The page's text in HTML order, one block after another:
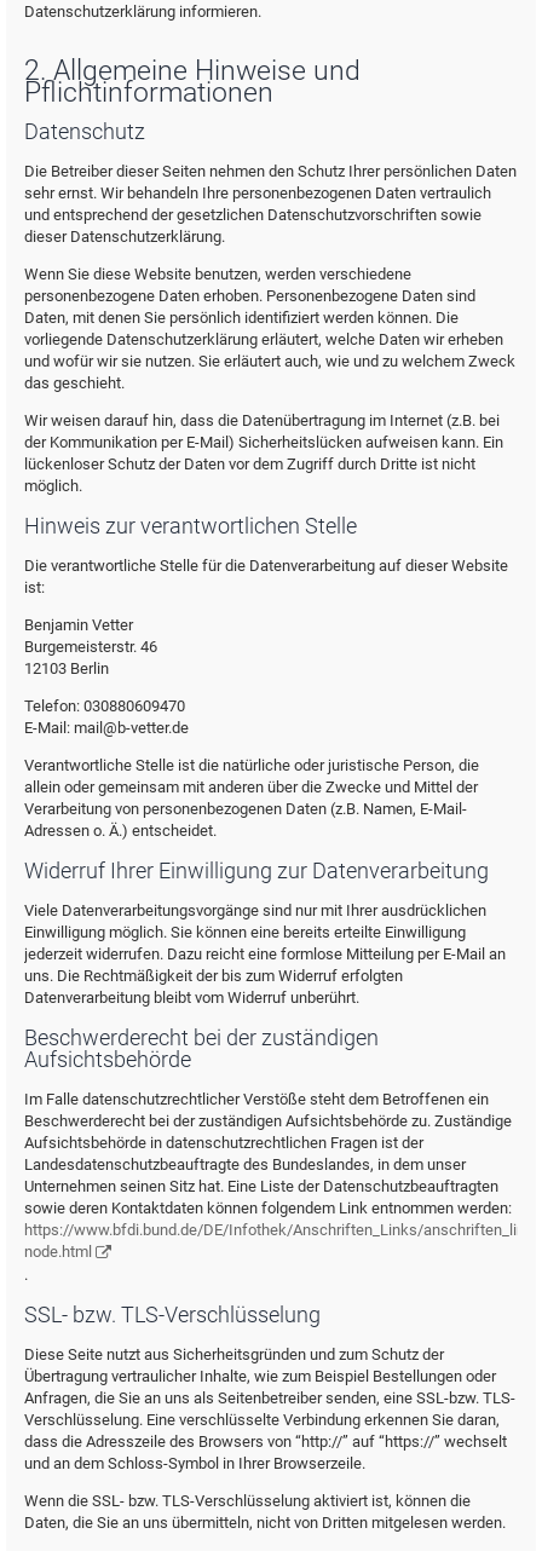
Datenschutzerklärung informieren.
2. Allgemeine Hinweise und
Pflichtinformationen
Datenschutz
Die Betreiber dieser Seiten nehmen den Schutz Ihrer persönlichen Daten
sehr ernst. Wir behandeln Ihre personenbezogenen Daten vertraulich
und entsprechend der gesetzlichen Datenschutzvorschriften sowie
dieser Datenschutzerklärung.
Wenn Sie diese Website benutzen, werden verschiedene
personenbezogene Daten erhoben. Personenbezogene Daten sind
Daten, mit denen Sie persönlich identifiziert werden können. Die
vorliegende Datenschutzerklärung erläutert, welche Daten wir erheben
und wofür wir sie nutzen. Sie erläutert auch, wie und zu welchem Zweck
das geschieht.
Wir weisen darauf hin, dass die Datenübertragung im Internet (z.B. bei
der Kommunikation per E-Mail) Sicherheitslücken aufweisen kann. Ein
lückenloser Schutz der Daten vor dem Zugriff durch Dritte ist nicht
möglich.
Hinweis zur verantwortlichen Stelle
Die verantwortliche Stelle für die Datenverarbeitung auf dieser Website
ist:
Benjamin Vetter
Burgemeisterstr. 46
12103 Berlin
Telefon: 030880609470
E-Mail: mail@b-vetter.de
Verantwortliche Stelle ist die natürliche oder juristische Person, die
allein oder gemeinsam mit anderen über die Zwecke und Mittel der
Verarbeitung von personenbezogenen Daten (z.B. Namen, E-Mail-
Adressen o. Ä.) entscheidet.
Widerruf Ihrer Einwilligung zur Datenverarbeitung
Viele Datenverarbeitungsvorgänge sind nur mit Ihrer ausdrücklichen
Einwilligung möglich. Sie können eine bereits erteilte Einwilligung
jederzeit widerrufen. Dazu reicht eine formlose Mitteilung per E-Mail an
uns. Die Rechtmäßigkeit der bis zum Widerruf erfolgten
Datenverarbeitung bleibt vom Widerruf unberührt.
Beschwerderecht bei der zuständigen
Aufsichtsbehörde
Im Falle datenschutzrechtlicher Verstöße steht dem Betroffenen ein
Beschwerderecht bei der zuständigen Aufsichtsbehörde zu. Zuständige
Aufsichtsbehörde in datenschutzrechtlichen Fragen ist der
Landesdatenschutzbeauftragte des Bundeslandes, in dem unser
Unternehmen seinen Sitz hat. Eine Liste der Datenschutzbeauftragten
sowie deren Kontaktdaten können folgendem Link entnommen werden:
https://www.bfdi.bund.de/DE/Infothek/Anschriften_Links/
node.html
.
SSL- bzw. TLS-Verschlüsselung
Diese Seite nutzt aus Sicherheitsgründen und zum Schutz der
Übertragung vertraulicher Inhalte, wie zum Beispiel Bestellungen oder
Anfragen, die Sie an uns als Seitenbetreiber senden, eine SSL-bzw. TLS-
Verschlüsselung. Eine verschlüsselte Verbindung erkennen Sie daran,
dass die Adresszeile des Browsers von “http://” auf “https://” wechselt
und an dem Schloss-Symbol in Ihrer Browserzeile.
Wenn die SSL- bzw. TLS-Verschlüsselung aktiviert ist, können die
Daten, die Sie an uns übermitteln, nicht von Dritten mitgelesen werden.